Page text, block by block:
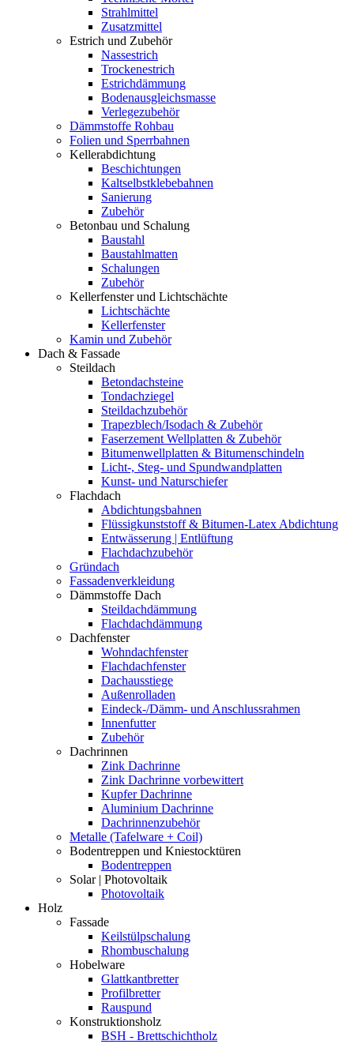
Strahlmittel
Zusatzmittel
Estrich und Zubehör
Nassestrich
Trockenestrich
Estrichdämmung
Bodenausgleichsmasse
Verlegezubehör
Dämmstoffe Rohbau
Folien und Sperrbahnen
Kellerabdichtung
Beschichtungen
Kaltselbstklebebahnen
Sanierung
Zubehör
Betonbau und Schalung
Baustahl
Baustahlmatten
Schalungen
Zubehör
Kellerfenster und Lichtschächte
Lichtschächte
Kellerfenster
Kamin und Zubehör
Dach & Fassade
Steildach
Betondachsteine
Tondachziegel
Steildachzubehör
Trapezblech/Isodach & Zubehör
Faserzement Wellplatten & Zubehör
Bitumenwellplatten & Bitumenschindeln
Licht-, Steg- und Spundwandplatten
Kunst- und Naturschiefer
Flachdach
Abdichtungsbahnen
Flüssigkunststoff & Bitumen-Latex Abdichtung
Entwässerung | Entlüftung
Flachdachzubehör
Gründach
Fassadenverkleidung
Dämmstoffe Dach
Steildachdämmung
Flachdachdämmung
Dachfenster
Wohndachfenster
Flachdachfenster
Dachausstiege
Außenrolladen
Eindeck-/Dämm- und Anschlussrahmen
Innenfutter
Zubehör
Dachrinnen
Zink Dachrinne
Zink Dachrinne vorbewittert
Kupfer Dachrinne
Aluminium Dachrinne
Dachrinnenzubehör
Metalle (Tafelware + Coil)
Bodentreppen und Kniestocktüren
Bodentreppen
Solar | Photovoltaik
Photovoltaik
Holz
Fassade
Keilstülpschalung
Rhombuschalung
Hobelware
Glattkantbretter
Profilbretter
Rauspund
Konstruktionsholz
BSH - Brettschichtholz